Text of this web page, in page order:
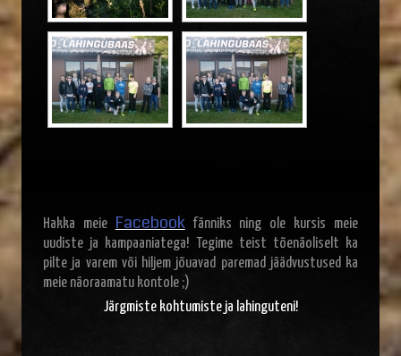
Hakka meie Facebookfänniks ning ole kursis meie
uudiste ja kampaaniatega! Tegime teist tõenäoliselt ka
pilte ja varem või hiljem jõuavad paremad jäädvustused ka
meie näoraamatu kontole ;)
Järgmiste kohtumiste ja lahinguteni!